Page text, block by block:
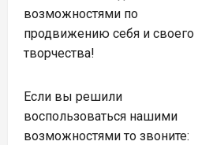
возможностями по
продвижению себя и своего
творчества!
Если вы решили
воспользоваться нашими
возможностями то звоните: